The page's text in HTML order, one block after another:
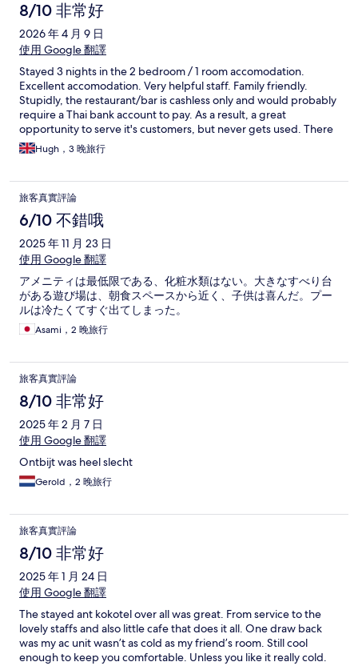
8/10 非常好
2026 年 4 月 9 日
使用 Google 翻譯
Stayed 3 nights in the 2 bedroom / 1 room accomodation.
Excellent accomodation. Very helpful staff. Family friendly.
Stupidly, the restaurant/bar is cashless only and would probably
require a Thai bank account to pay. As a result, a great
opportunity to serve it's customers, but never gets used. There
are no bars/ local restaurants close by to the hotel so a missed
opportunity / dumb thinking by KoKotel. I'd be happy to return
Hugh，3 晚旅行
旅客真實評論
6/10 不錯哦
2025 年 11 月 23 日
使用 Google 翻譯
アメニティは最低限である、化粧水類はない。大きなすべり台
がある遊び場は、朝食スペースから近く、子供は喜んだ。プー
ルは冷たくてすぐ出てしまった。
Asami，2 晚旅行
旅客真實評論
8/10 非常好
2025 年 2 月 7 日
使用 Google 翻譯
Ontbijt was heel slecht
Gerold，2 晚旅行
旅客真實評論
8/10 非常好
2025 年 1 月 24 日
使用 Google 翻譯
The stayed ant kokotel over all was great. From service to the
lovely staffs and also little cafe that does it all. One draw back
was my ac unit wasn’t as cold as my friend’s room. Still cool
enough to keep you comfortable. Unless you like it really cold.